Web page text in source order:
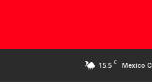
15.5 C Mexico